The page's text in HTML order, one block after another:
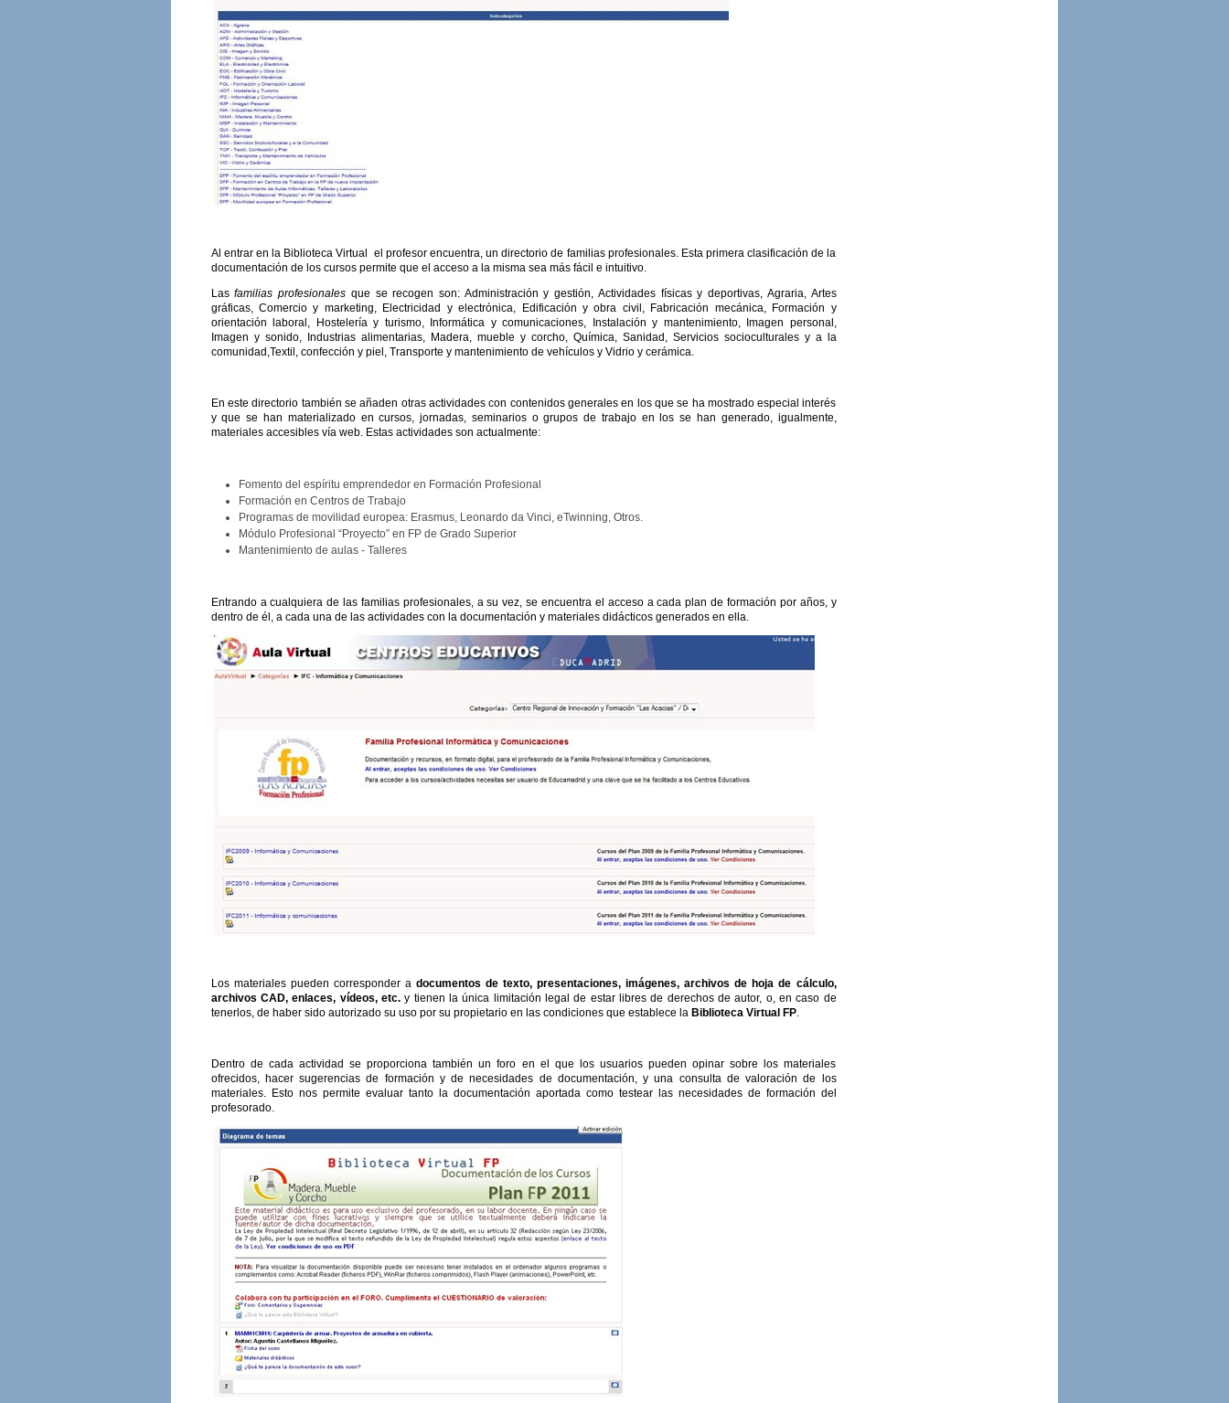
Al entrar en la Biblioteca Virtual el profesor encuentra, un directorio de familias profesionales. Esta primera clasificación de la
documentación de los cursos permite que el acceso a la misma sea más fácil e intuitivo.
Lasfamilias profesionales que se recogen son: Administración y gestión, Actividades físicas y deportivas, Agraria, Artes
gráficas, Comercio y marketing, Electricidad y electrónica, Edificación y obra civil, Fabricación mecánica, Formación y
orientación laboral, Hostelería y turismo, Informática y comunicaciones, Instalación y mantenimiento, Imagen personal,
Imagen y sonido, Industrias alimentarias, Madera, mueble y corcho, Química, Sanidad, Servicios socioculturales y a la
comunidad,Textil, confección y piel, Transporte y mantenimiento de vehículos y Vidrio y cerámica.
En este directorio también se añaden otras actividades con contenidos generales en los que se ha mostrado especial interés
y que se han materializado en cursos, jornadas, seminarios o grupos de trabajo en los se han generado, igualmente,
materiales accesibles vía web. Estas actividades son actualmente:
Fomento del espíritu emprendedor en Formación Profesional
Formación en Centros de Trabajo
Programas de movilidad europea: Erasmus, Leonardo da Vinci, eTwinning, Otros.
Módulo Profesional “Proyecto” en FP de Grado Superior
Mantenimiento de aulas - Talleres
Entrando a cualquiera de las familias profesionales, a su vez, se encuentra el acceso a cada plan de formación por años, y
dentro de él, a cada una de las actividades con la documentación y materiales didácticos generados en ella.
Los materiales pueden corresponder a documentos de texto, presentaciones, imágenes, archivos de hoja de cálculo,
archivos CAD, enlaces, vídeos, etc.y tienen la única limitación legal de estar libres de derechos de autor, o, en caso de
tenerlos, de haber sido autorizado su uso por su propietario en las condiciones que establece la Biblioteca Virtual FP.
Dentro de cada actividad se proporciona también un foro en el que los usuarios pueden opinar sobre los materiales
ofrecidos, hacer sugerencias de formación y de necesidades de documentación, y una consulta de valoración de los
materiales. Esto nos permite evaluar tanto la documentación aportada como testear las necesidades de formación del
profesorado.